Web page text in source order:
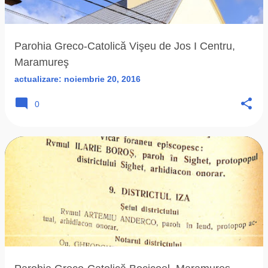
Parohia Greco-Catolică Vişeu de Jos I Centru,
Maramureş
actualizare: noiembrie 20, 2016
0